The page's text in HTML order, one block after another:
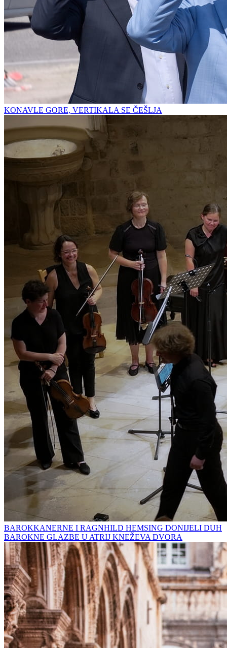
KONAVLE GORE, VERTIKALA SE ČEŠLJA
BAROKKANERNE I RAGNHILD HEMSING DONIJELI DUH
BAROKNE GLAZBE U ATRIJ KNEŽEVA DVORA